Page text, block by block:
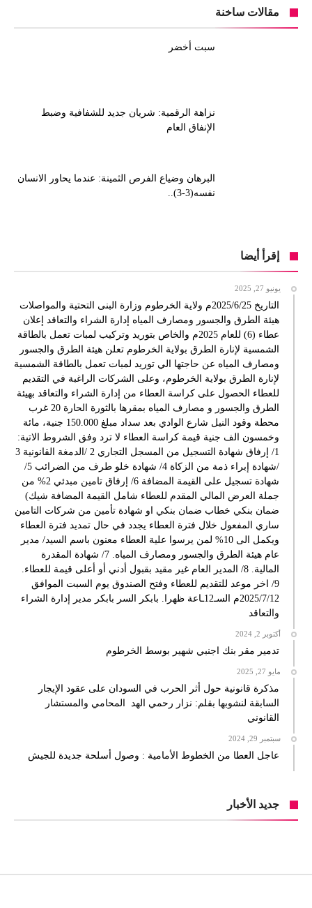
مقالات ساخنة
سبت أخضر
نزاهة الرقمية: شريان جديد للشفافية وضبط
الإنفاق العام
البرهان وضياع الفرص الثمينة: عندما يحاور الانسان
نفسه(3-3)..
إقرأ أيضا
يونيو 27, 2025
التاريخ 2025/6/25م ولاية الخرطوم وزارة البنى التحتية والمواصلات
هيئة الطرق والجسور ومصارف المياه إدارة الشراء والتعاقد إعلان
عطاء (6) للعام 2025م والخاص بتوريد وتركيب لمبات تعمل بالطاقة
الشمسية لإنارة الطرق بولاية الخرطوم تعلن هيئة الطرق والجسور
ومصارف المياه عن حاجتها الي توريد لمبات تعمل بالطاقة الشمسية
لإنارة الطرق بولاية الخرطوم، وعلى الشركات الراغبة في التقديم
للعطاء الحصول على كراسة العطاء من إدارة الشراء والتعاقد بهيئة
الطرق والجسور و مصارف المياه بمقرها بالثورة الحارة 20 غرب
محطة وقود النيل شارع الوادي بعد سداد مبلغ 150.000 جنية، مائة
وخمسون الف جنية قيمة كراسة العطاء لا ترد وفق الشروط الاتية:
1/ إرفاق شهادة التسجيل من المسجل التجاري 2 /الدمغة القانونية 3
/شهادة إبراء ذمة من الزكاة 4/ شهادة خلو طرف من الضرائب 5/
شهادة تسجيل على القيمة المضافة 6/ إرفاق تامين مبدئي 2% من
جملة العرض المالي المقدم للعطاء شامل القيمة المضافة شيك)
ضمان بنكي خطاب ضمان بنكي او شهادة تأمين من شركات التامين
ساري المفعول خلال فترة العطاء يجدد في حال تمديد فترة العطاء
ويكمل الى 10% لمن يرسوا علية العطاء معنون باسم السيد/ مدير
عام هيئة الطرق والجسور ومصارف المياه. 7/ شهادة المقدرة
المالية. 8/ المدير العام غير مقيد بقبول أدني أو أعلى قيمة للعطاء.
9/ اخر موعد للتقديم للعطاء وفتح الصندوق يوم السبت الموافق
2025/7/12م السـ12ـاعة ظهرا. بابكر السر بابكر مدير إدارة الشراء
والتعاقد
أكتوبر 2, 2024
تدمير مقر بنك اجنبي شهير بوسط الخرطوم
مايو 27, 2025
مذكرة قانونية حول أثر الحرب في السودان على عقود الإيجار
السابقة لنشوبها بقلم: نزار رحمي الهد المحامي والمستشار
القانوني
سبتمبر 29, 2024
عاجل العطا من الخطوط الأمامية : وصول أسلحة جديدة للجيش
جديد الأخبار